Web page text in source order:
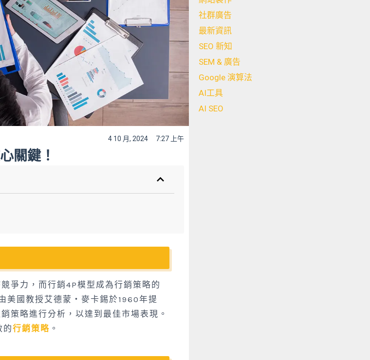
4 10 月, 2024 7:27 上午
關鍵！
爭力，而行銷4P模型成為行銷策略的
國教授艾德蒙‧麥卡錫於1960年提
策略進行分析，以達到最佳市場表現。
的行銷策略 。
社群廣告
最新資訊
SEO 新知
SEM & 廣告
Google 演算法
AI工具
AI SEO